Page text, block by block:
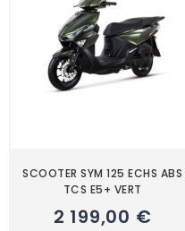
SCOOTER SYM 125 ECHS ABS
TCS E5+ VERT
2 199,00 €